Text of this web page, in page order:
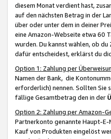
diesem Monat verdient hast,
auf den nächsten Betrag in der
über oder unter dem in deiner
eine Amazon-Webseite etwa 60
wurden. Du kannst wählen, ob
dafür entscheidest, erklärst du
Option 1: Zahlung per
Namen der Bank, die
erforderlich) nennen. Sollten Sie
fällige Gesamtbetrag den in der
Option 2: Zahlung per Amazon-
Partnerkonto genannte Haupt-E-
Kauf von Produkten eingelöst